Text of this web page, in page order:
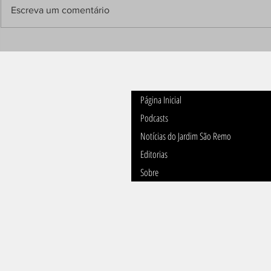
véspera de Natal, às 15h30, o
Papai Noel descerá de...
Escreva um comentário
Página Inicial
Podcasts
Notícias do Jardim São Remo
Editorias
Sobre